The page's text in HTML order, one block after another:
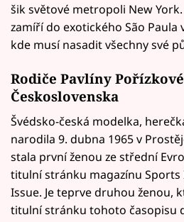
šik světové metropoli New
zamíří do exotického São Paula
kde musí nasadit všechny své
Rodiče Pavlíny
Československa
Švédsko-česká modelka,
narodila 9. dubna 1965 v
stala první ženou ze střední
titulní stránku magazínu
Issue. Je teprve druhou ženou,
titulní stránku tohoto časopisu